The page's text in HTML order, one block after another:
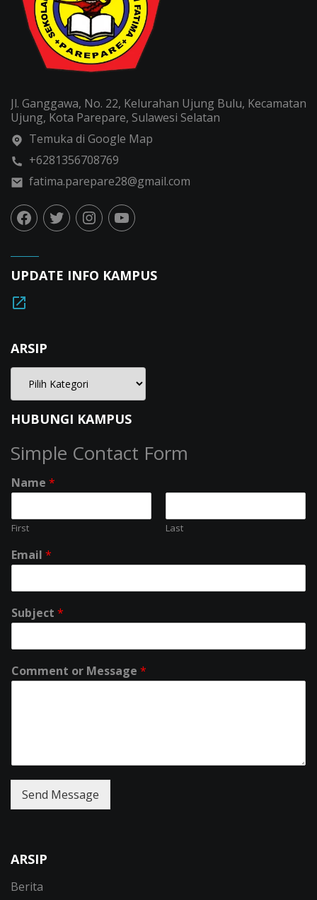
Jl. Ganggawa, No. 22, Kelurahan Ujung Bulu, Kecamatan
Ujung, Kota Parepare, Sulawesi Selatan
Temuka di Google Map
+6281356708769
fatima.parepare28@gmail.com
UPDATE INFO KAMPUS
ARSIP
HUBUNGI KAMPUS
Simple Contact Form
Name *
First Last
Email *
Subject *
Comment or Message *
Send Message
ARSIP
Berita